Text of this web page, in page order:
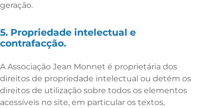
geração.
5. Propriedade intelectual e
contrafacção.
A Associação Jean Monnet é proprietária dos
direitos de propriedade intelectual ou detém os
direitos de utilização sobre todos os elementos
acessíveis no site, em particular os textos,